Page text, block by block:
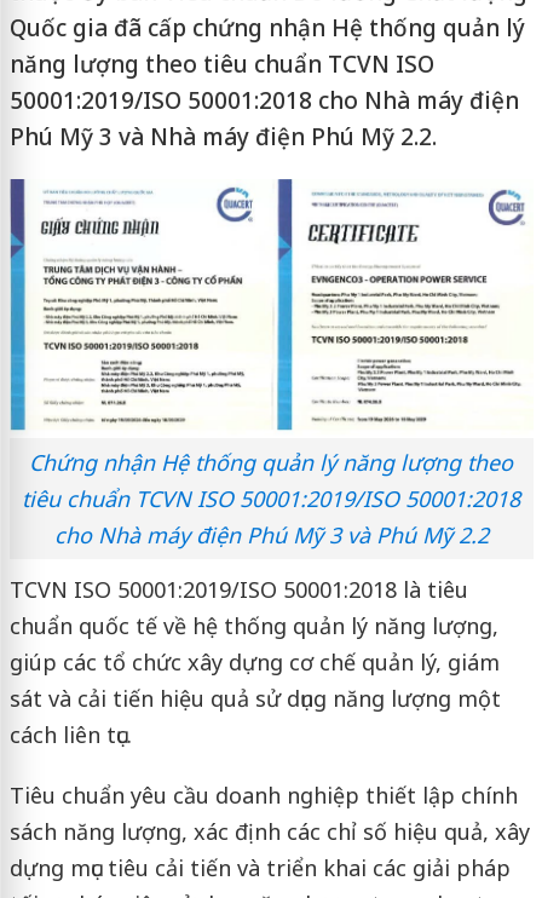
Quốc gia đã cấp chứng nhận Hệ thống quản lý
năng lượng theo tiêu chuẩn TCVN ISO
50001:2019/ISO 50001:2018 cho Nhà máy điện
Phú Mỹ 3 và Nhà máy điện Phú Mỹ 2.2.
Chứng nhận Hệ thống quản lý năng lượng theo
tiêu chuẩn TCVN ISO 50001:2019/ISO 50001:2018
cho Nhà máy điện Phú Mỹ 3 và Phú Mỹ 2.2
TCVN ISO 50001:2019/ISO 50001:2018 là tiêu
chuẩn quốc tế về hệ thống quản lý năng lượng,
giúp các tổ chức xây dựng cơ chế quản lý, giám
sát và cải tiến hiệu quả sử dụng năng lượng một
cách liên tục.
Tiêu chuẩn yêu cầu doanh nghiệp thiết lập chính
sách năng lượng, xác định các chỉ số hiệu quả, xây
dựng mục tiêu cải tiến và triển khai các giải pháp